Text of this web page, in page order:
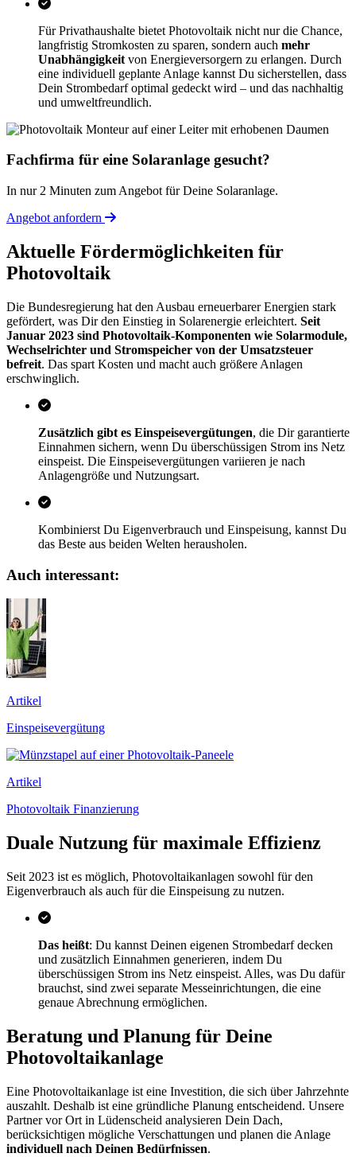
Für Privathaushalte bietet Photovoltaik nicht nur die Chance,
langfristig Stromkosten zu sparen, sondern auch mehr
Unabhängigkeit von Energieversorgern zu erlangen. Durch
eine individuell geplante Anlage kannst Du sicherstellen, dass
Dein Strombedarf optimal gedeckt wird – und das nachhaltig
und umweltfreundlich.
Fachfirma für eine Solaranlage gesucht?
In nur 2 Minuten zum Angebot für Deine Solaranlage.
Angebot anfordern
Aktuelle Fördermöglichkeiten für
Photovoltaik
Die Bundesregierung hat den Ausbau erneuerbarer Energien stark
gefördert, was Dir den Einstieg in Solarenergie erleichtert. Seit
Januar 2023 sind Photovoltaik-Komponenten wie Solarmodule,
Wechselrichter und Stromspeicher von der Umsatzsteuer
befreit. Das spart Kosten und macht auch größere Anlagen
erschwinglich.
Zusätzlich gibt es Einspeisevergütungen, die Dir garantierte
Einnahmen sichern, wenn Du überschüssigen Strom ins Netz
einspeist. Die Einspeisevergütungen variieren je nach
Anlagengröße und Nutzungsart.
Kombinierst Du Eigenverbrauch und Einspeisung, kannst Du
das Beste aus beiden Welten herausholen.
Auch interessant:
Artikel
Einspeisevergütung
Artikel
Photovoltaik Finanzierung
Duale Nutzung für maximale Effizienz
Seit 2023 ist es möglich, Photovoltaikanlagen sowohl für den
Eigenverbrauch als auch für die Einspeisung zu nutzen.
Das heißt: Du kannst Deinen eigenen Strombedarf decken
und zusätzlich Einnahmen generieren, indem Du
überschüssigen Strom ins Netz einspeist. Alles, was Du dafür
brauchst, sind zwei separate Messeinrichtungen, die eine
genaue Abrechnung ermöglichen.
Beratung und Planung für Deine
Photovoltaikanlage
Eine Photovoltaikanlage ist eine Investition, die sich über Jahrzehnte
auszahlt. Deshalb ist eine gründliche Planung entscheidend. Unsere
Partner vor Ort in Lüdenscheid analysieren Dein Dach,
berücksichtigen mögliche Verschattungen und planen die Anlage
individuell nach Deinen Bedürfnissen.